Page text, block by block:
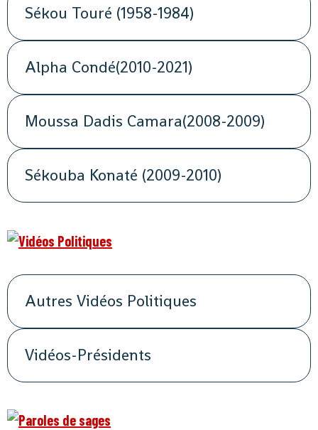
Sékou Touré (1958-1984)
Alpha Condé(2010-2021)
Moussa Dadis Camara(2008-2009)
Sékouba Konaté (2009-2010)
Autres Vidéos Politiques
Vidéos-Présidents